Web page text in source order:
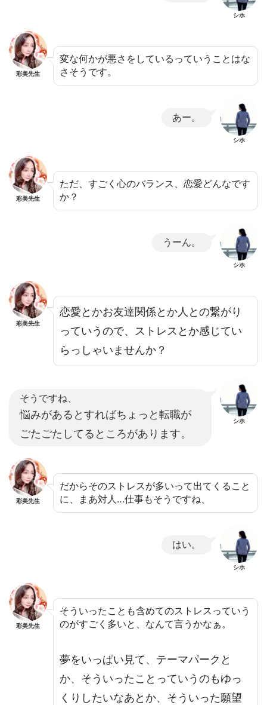
シホ
彩美先生
変な何かが悪さをしているっていうことはな
さそうです。
あー。
シホ
彩美先生
ただ、すごく心のバランス、恋愛どんなです
か？
うーん。
シホ
彩美先生
恋愛とかお友達関係とか人との繋がり
っていうので、ストレスとか感じてい
らっしゃいませんか？
そうですね、
悩みがあるとすればちょっと転職が
ごたごたしてるところがあります。
シホ
彩美先生
だからそのストレスが多いって出てくること
に、まあ対人…仕事もそうですね、
はい。
シホ
彩美先生
そういったことも含めてのストレスっていう
のがすごく多いと、なんて言うかなぁ。
夢をいっぱい見て、テーマパークと
か、そういったことっていうのもゆっ
くりしたいなあとか、そういった願望